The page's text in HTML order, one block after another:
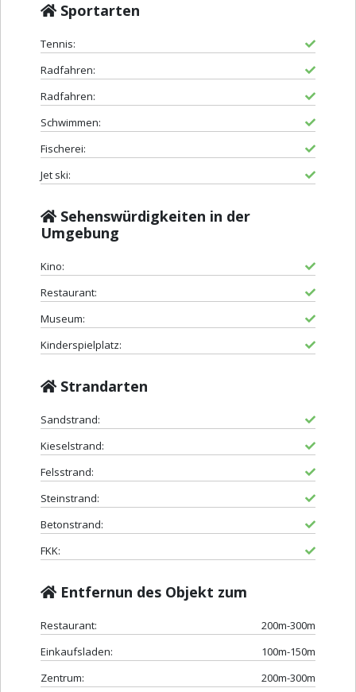
Sportarten
Tennis:
Radfahren:
Radfahren:
Schwimmen:
Fischerei:
Jet ski:
Sehenswürdigkeiten in der
Umgebung
Kino:
Restaurant:
Museum:
Kinderspielplatz:
Strandarten
Sandstrand:
Kieselstrand:
Felsstrand:
Steinstrand:
Betonstrand:
FKK:
Entfernun des Objekt zum
Restaurant:
200m-300m
Einkaufsladen:
100m-150m
Zentrum:
200m-300m